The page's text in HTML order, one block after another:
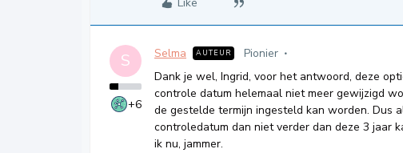
S
+6
Selma AUTEUR Pionier
Dank je wel, Ingrid, voor het antwoord, deze
controle datum helemaal niet meer gewijzigd
de gestelde termijn ingesteld kan worden. Dus
controledatum dan niet verder dan deze 3 jaar
ik nu, jammer.